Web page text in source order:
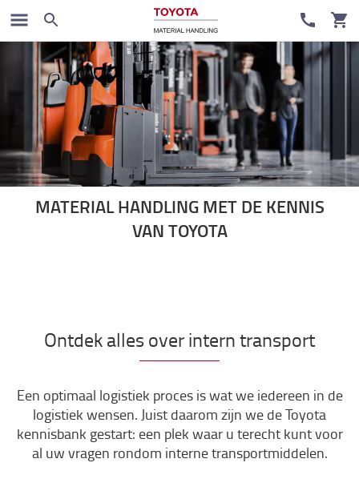
MATERIAL HANDLING MET DE KENNIS
VAN TOYOTA
Ontdek alles over intern transport
Een optimaal logistiek proces is wat we iedereen in de
logistiek wensen. Juist daarom zijn we de Toyota
kennisbank gestart: een plek waar u terecht kunt voor
al uw vragen rondom interne transportmiddelen.